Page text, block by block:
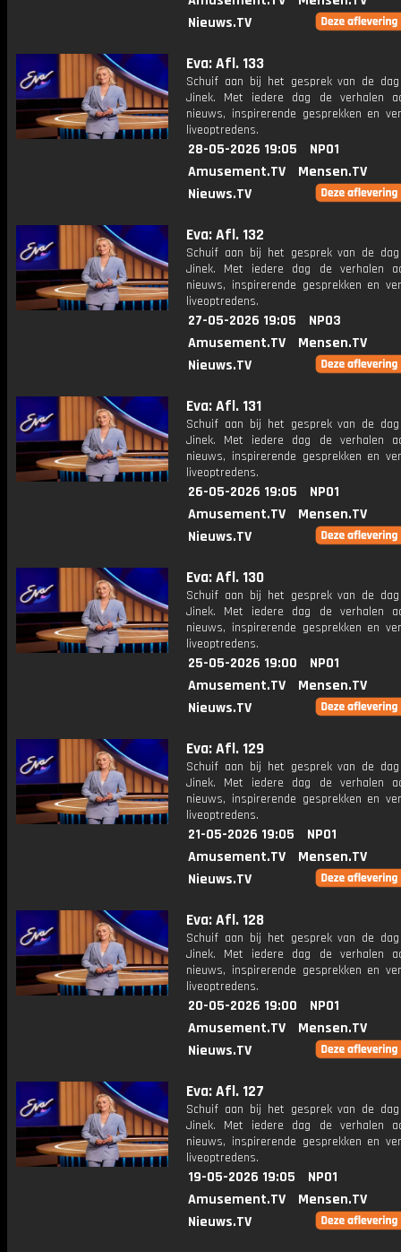
Nieuws.TV
Eva: Afl. 133
Schuif aan bij het gesprek van de
Jinek. Met iedere dag de verhalen
nieuws, inspirerende gesprekken en
liveoptredens.
28-05-2026 19:05
NPO1
Amusement.TV
Mensen.TV
Nieuws.TV
Eva: Afl. 132
Schuif aan bij het gesprek van de
Jinek. Met iedere dag de verhalen
nieuws, inspirerende gesprekken en
liveoptredens.
27-05-2026 19:05
NPO3
Amusement.TV
Mensen.TV
Nieuws.TV
Eva: Afl. 131
Schuif aan bij het gesprek van de
Jinek. Met iedere dag de verhalen
nieuws, inspirerende gesprekken en
liveoptredens.
26-05-2026 19:05
NPO1
Amusement.TV
Mensen.TV
Nieuws.TV
Eva: Afl. 130
Schuif aan bij het gesprek van de
Jinek. Met iedere dag de verhalen
nieuws, inspirerende gesprekken en
liveoptredens.
25-05-2026 19:00
NPO1
Amusement.TV
Mensen.TV
Nieuws.TV
Eva: Afl. 129
Schuif aan bij het gesprek van de
Jinek. Met iedere dag de verhalen
nieuws, inspirerende gesprekken en
liveoptredens.
21-05-2026 19:05
NPO1
Amusement.TV
Mensen.TV
Nieuws.TV
Eva: Afl. 128
Schuif aan bij het gesprek van de
Jinek. Met iedere dag de verhalen
nieuws, inspirerende gesprekken en
liveoptredens.
20-05-2026 19:00
NPO1
Amusement.TV
Mensen.TV
Nieuws.TV
Eva: Afl. 127
Schuif aan bij het gesprek van de
Jinek. Met iedere dag de verhalen
nieuws, inspirerende gesprekken en
liveoptredens.
19-05-2026 19:05
NPO1
Amusement.TV
Mensen.TV
Nieuws.TV